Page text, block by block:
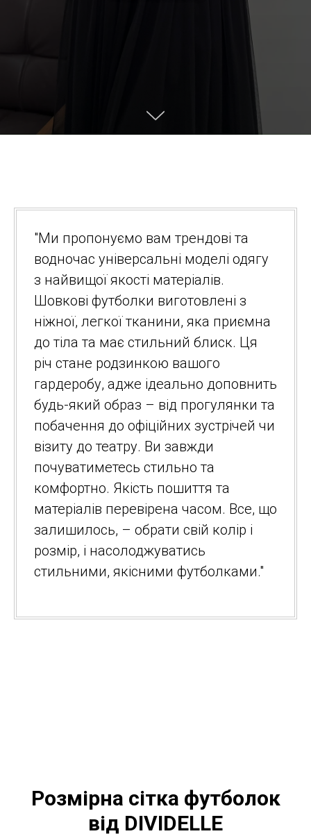
"Ми пропонуємо вам трендові та
водночас універсальні моделі одягу
з найвищої якості матеріалів.
Шовкові футболки виготовлені з
ніжної, легкої тканини, яка приємна
до тіла та має стильний блиск. Ця
річ стане родзинкою вашого
гардеробу, адже ідеально доповнить
будь-який образ – від прогулянки та
побачення до офіційних зустрічей чи
візиту до театру. Ви завжди
почуватиметесь стильно та
комфортно. Якість пошиття та
матеріалів перевірена часом. Все, що
залишилось, – обрати свій колір і
розмір, і насолоджуватись
стильними, якісними футболками."
Розмірна сітка футболок
від DIVIDELLE